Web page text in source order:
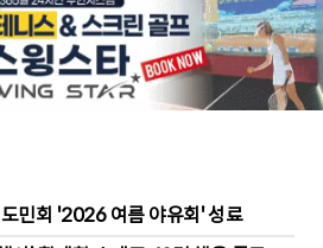
민회 '2026 여름 야유회' 성료